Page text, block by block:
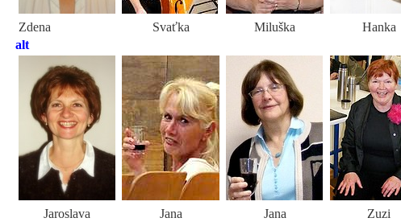
Zdena Svaťka Miluška Hanka
alt
Jaroslava Jana Jana Zuzi